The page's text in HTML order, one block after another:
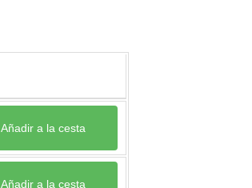
Añadir a la cesta
Añadir a la cesta